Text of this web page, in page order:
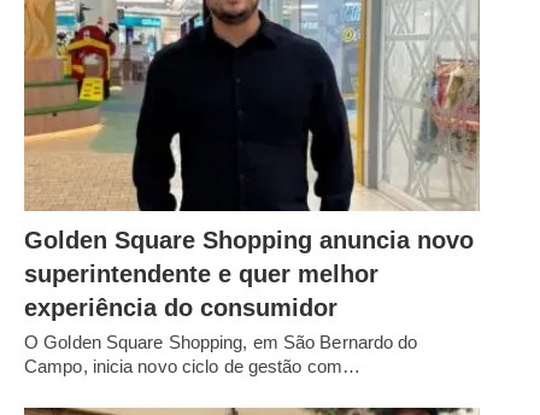
Golden Square Shopping anuncia novo
superintendente e quer melhor
experiência do consumidor
O Golden Square Shopping, em São Bernardo do
Campo, inicia novo ciclo de gestão com…